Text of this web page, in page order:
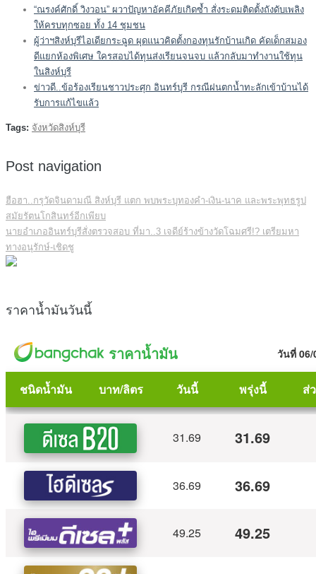
“ณรงค์ศักดิ์ วิงวอน” ผวาปัญหาอัคคีภัยเกิดซ้ำ สั่งระดมติดตั้งถังดับเพลิง
ให้ครบทุกซอย ทั้ง 14 ชุมชน
ผู้ว่าฯสิงห์บุรีไอเดียกระฉูด ผุดแนวคิดตั้งกองทุนรักบ้านเกิด คัดเด็กสมอง
ดีแยกห้องพิเศษ ใครสอบได้ทุนส่งเรียนจนจบ แล้วกลับมาทำงานใช้ทุน
ในสิงห์บุรี
ข่าวดี..ข้อร้องเรียนชาวประศุก อินทร์บุรี กรณีฝนตกน้ำทะลักเข้าบ้านได้
รับการแก้ไขแล้ว
Tags: จังหวัดสิงห์บุรี
Post navigation
ฮือฮา..กรุวัดจินดามณี สิงห์บุรี แตก พบพระบุทองคำ-เงิน-นาค และพระพุทธรูป
สมัยรัตนโกสินทร์อีกเพียบ
นายอำเภออินทร์บุรีสั่งตรวจสอบ ที่มา..3 เจดีย์ร้างข้างวัดโฉมศรี!? เตรียมหา
ทางอนุรักษ์-เชิดชู
ราคาน้ำมันวันนี้